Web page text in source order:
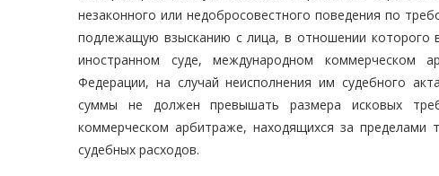
незаконного или недобросовестного поведения по
подлежащую взысканию с лица, в отношении которого
иностранном суде, международном коммерческом
Федерации, на случай неисполнения им судебного
суммы не должен превышать размера исковых
коммерческом арбитраже, находящихся за пределами
судебных расходов.